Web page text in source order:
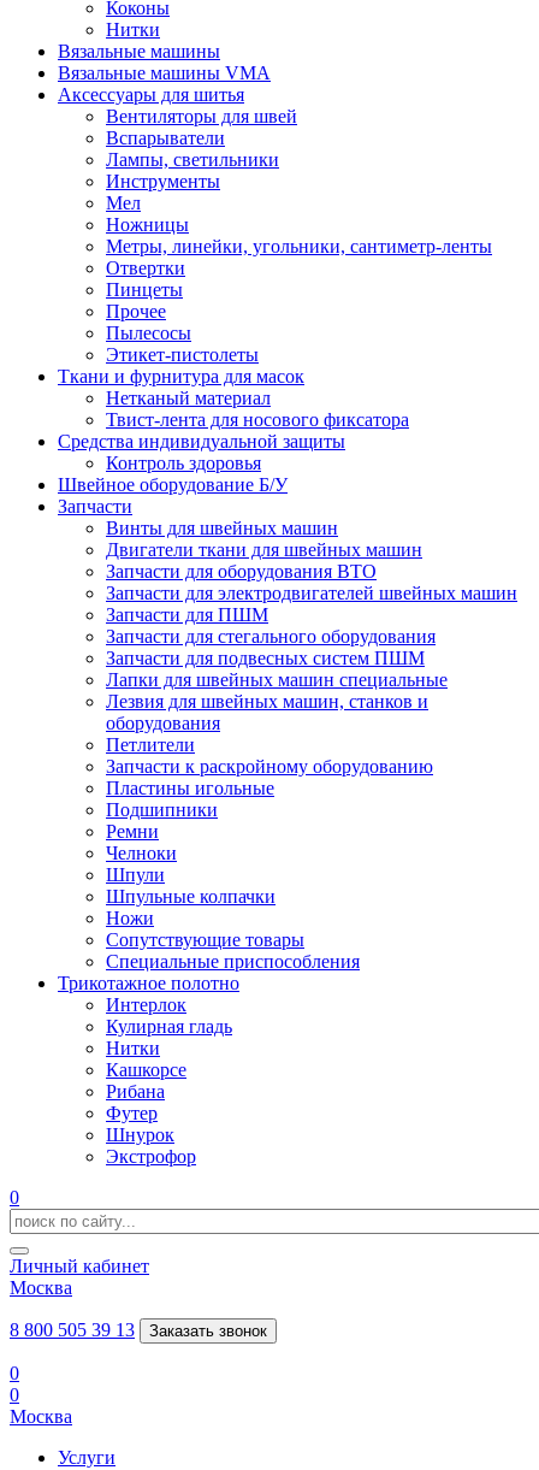
Коконы
Нитки
Вязальные машины
Вязальные машины VMA
Аксессуары для шитья
Вентиляторы для швей
Вспарыватели
Лампы, светильники
Инструменты
Мел
Ножницы
Метры, линейки, угольники, сантиметр-ленты
Отвертки
Пинцеты
Прочее
Пылесосы
Этикет-пистолеты
Ткани и фурнитура для масок
Нетканый материал
Твист-лента для носового фиксатора
Средства индивидуальной защиты
Контроль здоровья
Швейное оборудование Б/У
Запчасти
Винты для швейных машин
Двигатели ткани для швейных машин
Запчасти для оборудования ВТО
Запчасти для электродвигателей швейных машин
Запчасти для ПШМ
Запчасти для стегального оборудования
Запчасти для подвесных систем ПШМ
Лапки для швейных машин специальные
Лезвия для швейных машин, станков и
оборудования
Петлители
Запчасти к раскройному оборудованию
Пластины игольные
Подшипники
Ремни
Челноки
Шпули
Шпульные колпачки
Ножи
Сопутствующие товары
Специальные приспособления
Трикотажное полотно
Интерлок
Кулирная гладь
Нитки
Кашкорсе
Рибана
Футер
Шнурок
Экстрофор
0
Личный кабинет
Москва
8 800 505 39 13 Заказать звонок
0
0
Москва
Услуги